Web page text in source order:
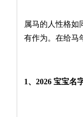
属马的人性格如
有作为。在给马
1、2026 宝宝名